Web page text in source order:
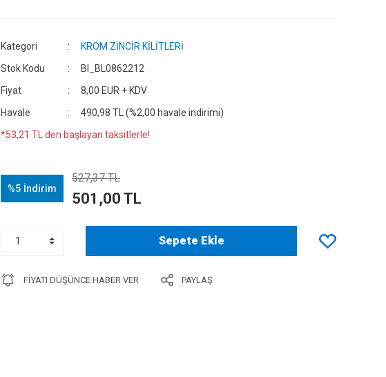
Kategori
KROM ZİNCİR KİLİTLERİ
Stok Kodu
Bl_BL0862212
Fiyat
8,00 EUR + KDV
Havale
490,98 TL (%2,00 havale indirimi)
*53,21 TL den başlayan taksitlerle!
%5 İndirim
527,37 TL
501,00 TL
Sepete Ekle
FIYATI DÜŞÜNCE HABER VER PAYLAŞ